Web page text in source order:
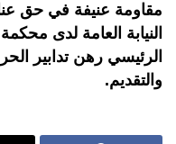
مقاومة عنيفة في حق
النيابة العامة لدى
الرئيسي رهن تدابير
والتقديم.